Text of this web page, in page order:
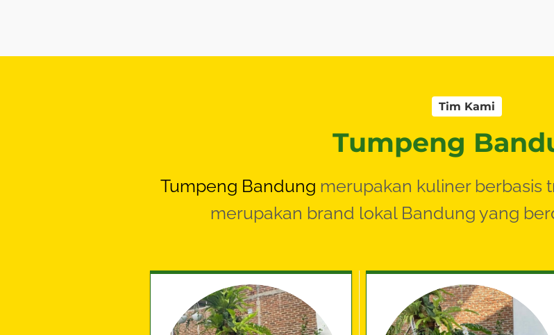
Tim Kami
Tumpeng
Tumpeng Bandung merupakan kuliner berbasis
merupakan brand lokal Bandung yang